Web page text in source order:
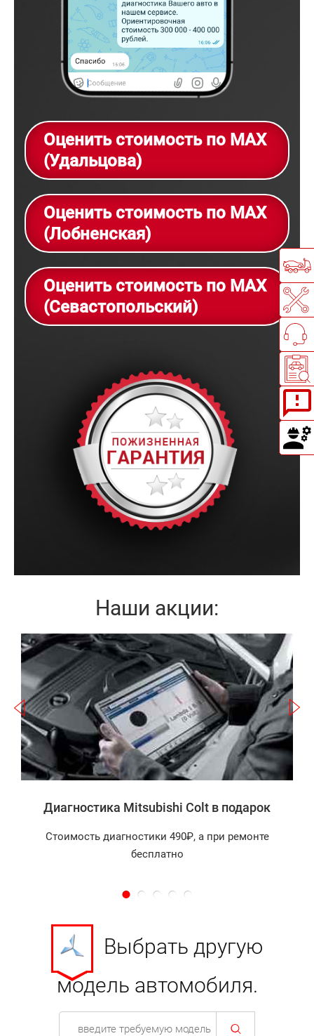
Оценить стоимость по MAX
(Удальцова)
Оценить стоимость по MAX
(Лобненская)
Оценить стоимость по MAX
(Севастопольский)
Наши акции:
Записаться
Диагностика Mitsubishi Colt в подарок
Стоимость диагностики 490₽, а при ремонте
бесплатно
Выбрать другую
модель автомобиля.